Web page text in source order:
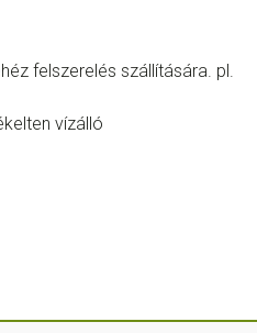
felszerelés szállítására. pl.
vízálló